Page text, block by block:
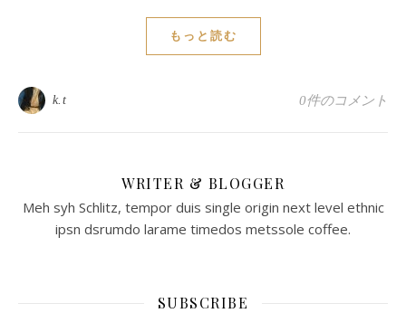
もっと読む
k.t 0件のコメント
WRITER & BLOGGER
Meh syh Schlitz, tempor duis single origin next level ethnic
ipsn dsrumdo larame timedos metssole coffee.
SUBSCRIBE